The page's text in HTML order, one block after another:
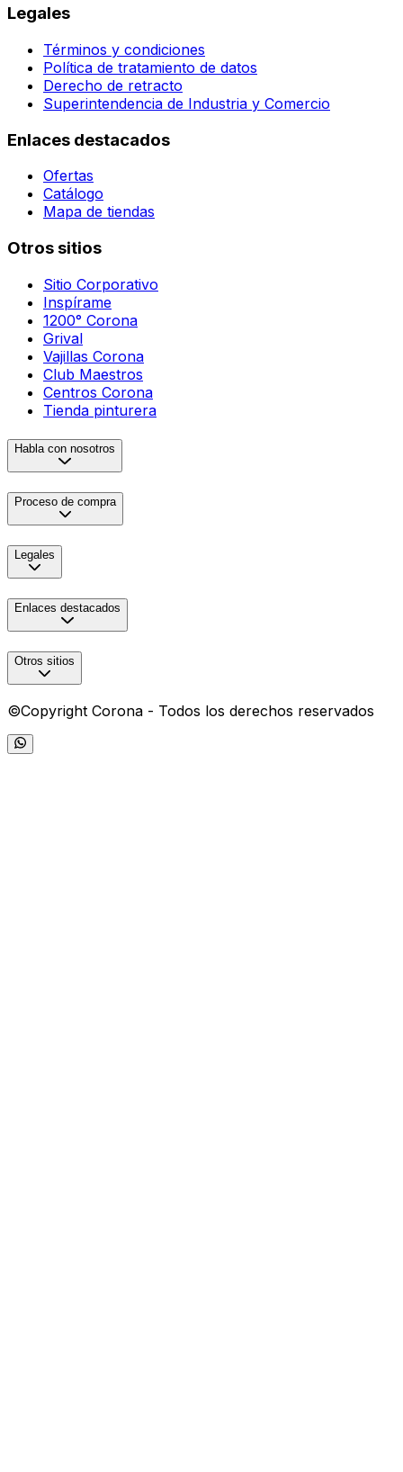
Legales
Términos y condiciones
Política de tratamiento de datos
Derecho de retracto
Superintendencia de Industria y Comercio
Enlaces destacados
Ofertas
Catálogo
Mapa de tiendas
Otros sitios
Sitio Corporativo
Inspírame
1200° Corona
Grival
Vajillas Corona
Club Maestros
Centros Corona
Tienda pinturera
Habla con nosotros
Proceso de compra
Legales
Enlaces destacados
Otros sitios
©Copyright Corona - Todos los derechos reservados